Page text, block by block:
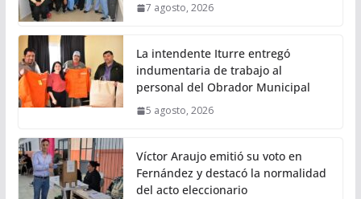
7 agosto, 2026
La intendente Iturre entregó
indumentaria de trabajo al
personal del Obrador Municipal
5 agosto, 2026
Víctor Araujo emitió su voto en
Fernández y destacó la normalidad
del acto eleccionario